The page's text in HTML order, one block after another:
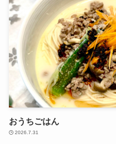
おうちごはん
2026.7.31